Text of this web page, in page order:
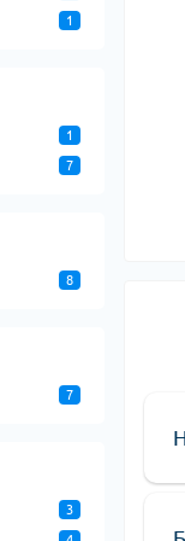
1
1
7
8
7
3